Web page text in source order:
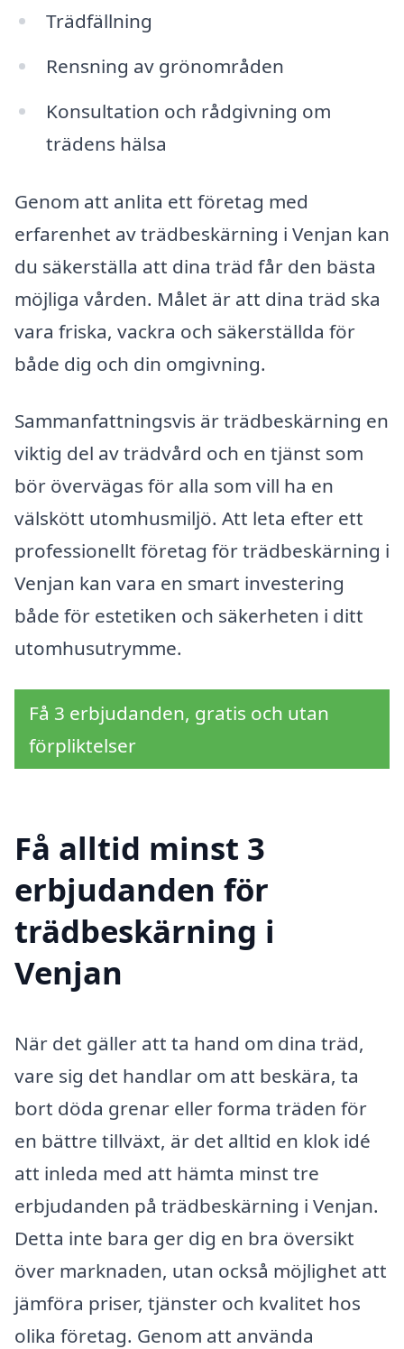
Trädfällning
Rensning av grönområden
Konsultation och rådgivning om
trädens hälsa
Genom att anlita ett företag med
erfarenhet av trädbeskärning i Venjan kan
du säkerställa att dina träd får den bästa
möjliga vården. Målet är att dina träd ska
vara friska, vackra och säkerställda för
både dig och din omgivning.
Sammanfattningsvis är trädbeskärning en
viktig del av trädvård och en tjänst som
bör övervägas för alla som vill ha en
välskött utomhusmiljö. Att leta efter ett
professionellt företag för trädbeskärning i
Venjan kan vara en smart investering
både för estetiken och säkerheten i ditt
utomhusutrymme.
Få 3 erbjudanden, gratis och utan
förpliktelser
Få alltid minst 3
erbjudanden för
trädbeskärning i
Venjan
När det gäller att ta hand om dina träd,
vare sig det handlar om att beskära, ta
bort döda grenar eller forma träden för
en bättre tillväxt, är det alltid en klok idé
att inleda med att hämta minst tre
erbjudanden på trädbeskärning i Venjan.
Detta inte bara ger dig en bra översikt
över marknaden, utan också möjlighet att
jämföra priser, tjänster och kvalitet hos
olika företag. Genom att använda